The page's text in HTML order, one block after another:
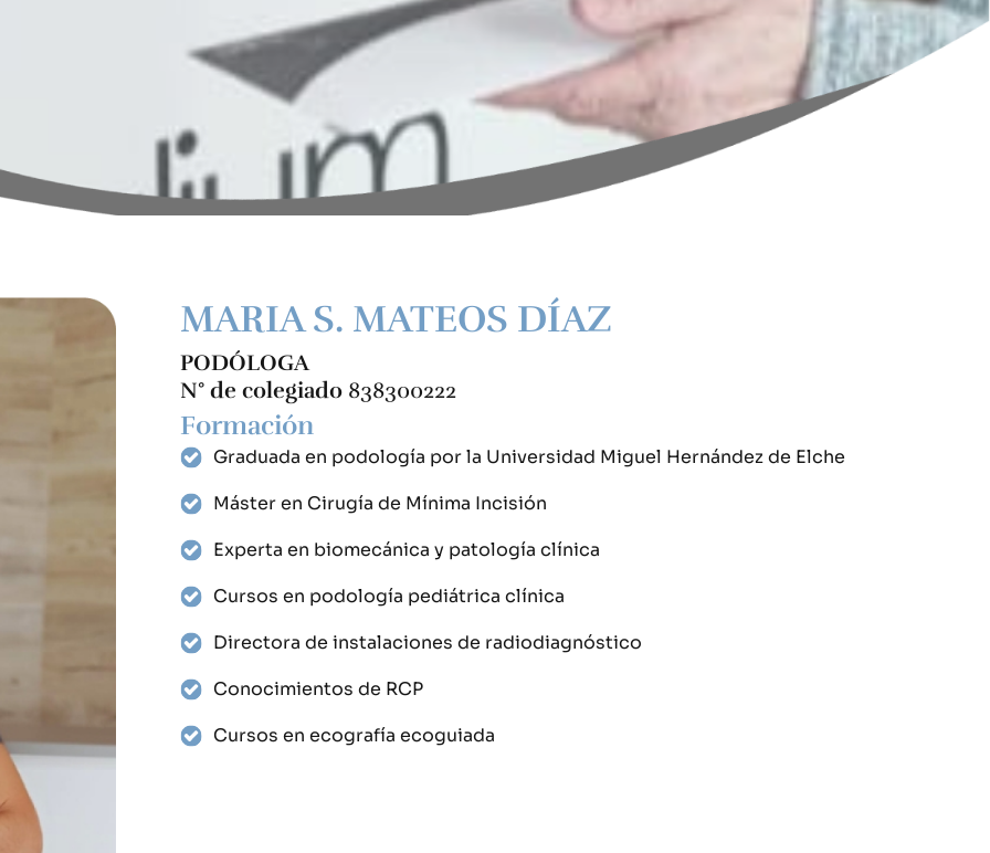
MARIA S. MATEOS DÍAZ
PODÓLOGA
N° de colegiado 838300222
Formación
Graduada en podología por la Universidad Miguel Hernández de Elche
Máster en Cirugía de Mínima Incisión
Experta en biomecánica y patología clínica
Cursos en podología pediátrica clínica
Directora de instalaciones de radiodiagnóstico
Conocimientos de RCP
Cursos en ecografía ecoguiada